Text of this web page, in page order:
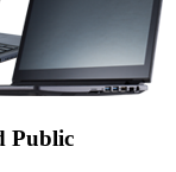
Public